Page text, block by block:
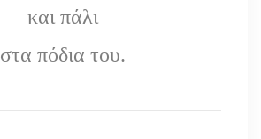
και πάλι
στα πόδια του.